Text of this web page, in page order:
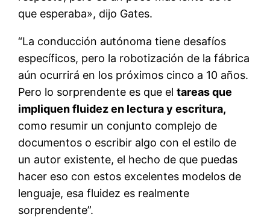
que esperaba», dijo Gates.
“La conducción autónoma tiene desafíos
específicos, pero la robotización de la fábrica
aún ocurrirá en los próximos cinco a 10 años.
Pero lo sorprendente es que eltareas que
impliquen fluidez en lectura y escritura,
como resumir un conjunto complejo de
documentos o escribir algo con el estilo de
un autor existente, el hecho de que puedas
hacer eso con estos excelentes modelos de
lenguaje, esa fluidez es realmente
sorprendente”.